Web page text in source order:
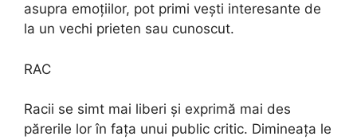
asupra emoțiilor, pot primi vești interesante de
la un vechi prieten sau cunoscut.
RAC
Racii se simt mai liberi și exprimă mai des
părerile lor în fața unui public critic. Dimineața le